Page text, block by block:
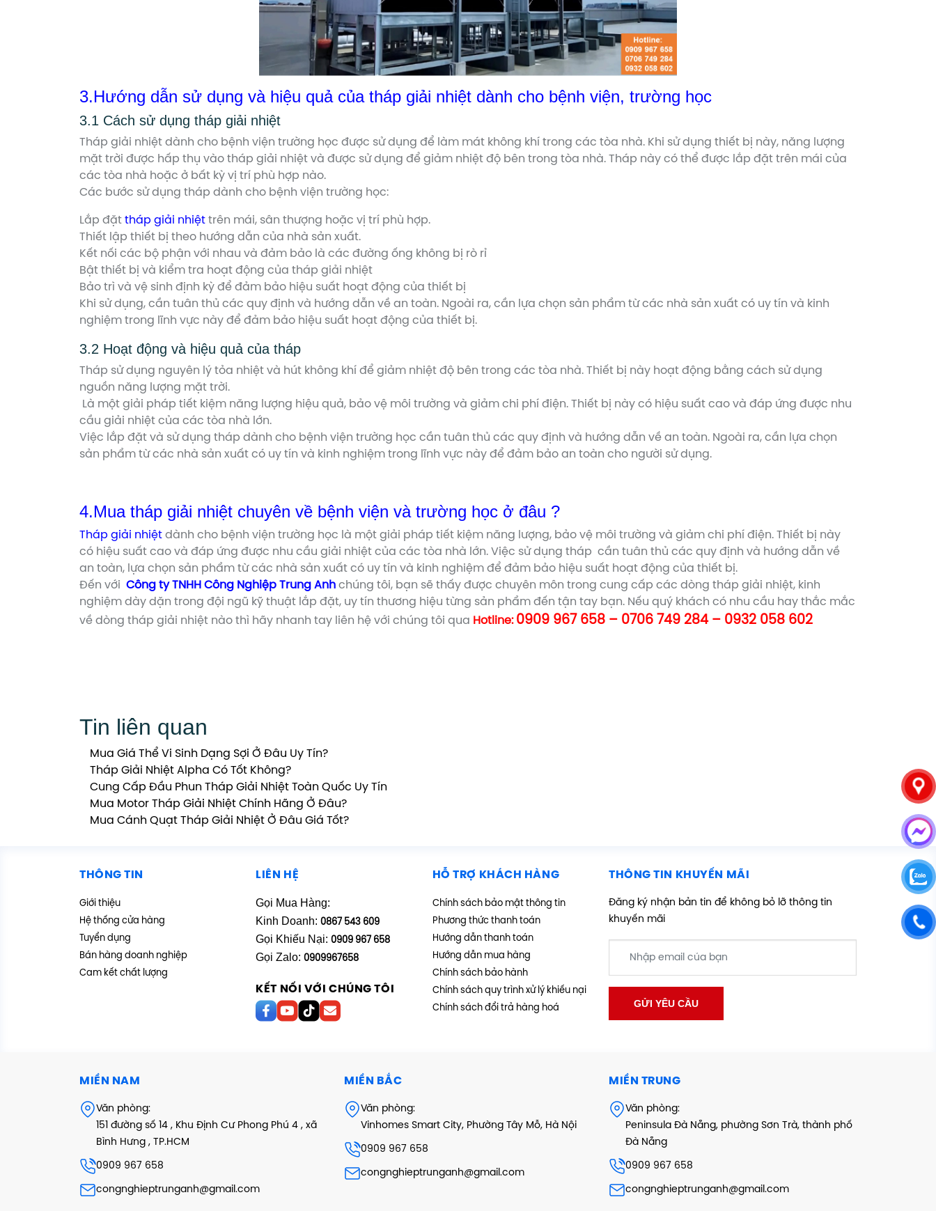
3.Hướng dẫn sử dụng và hiệu quả của tháp giải nhiệt dành cho bệnh viện, trường học
3.1 Cách sử dụng tháp giải nhiệt
Tháp giải nhiệt dành cho bệnh viện trường học được sử dụng để làm mát không khí trong các tòa nhà. Khi sử dụng thiết bị này, năng lượng
mặt trời được hấp thụ vào tháp giải nhiệt và được sử dụng để giảm nhiệt độ bên trong tòa nhà. Tháp này có thể được lắp đặt trên mái của
các tòa nhà hoặc ở bất kỳ vị trí phù hợp nào.
Các bước sử dụng tháp dành cho bệnh viện trường học:
Lắp đặt tháp giải nhiệt trên mái, sân thượng hoặc vị trí phù hợp.
Thiết lập thiết bị theo hướng dẫn của nhà sản xuất.
Kết nối các bộ phận với nhau và đảm bảo là các đường ống không bị rò rỉ
Bật thiết bị và kiểm tra hoạt động của tháp giải nhiệt
Bảo trì và vệ sinh định kỳ để đảm bảo hiệu suất hoạt động của thiết bị
Khi sử dụng, cần tuân thủ các quy định và hướng dẫn về an toàn. Ngoài ra, cần lựa chọn sản phẩm từ các nhà sản xuất có uy tín và kinh
nghiệm trong lĩnh vực này để đảm bảo hiệu suất hoạt động của thiết bị.
3.2 Hoạt động và hiệu quả của tháp
Tháp sử dụng nguyên lý tỏa nhiệt và hút không khí để giảm nhiệt độ bên trong các tòa nhà. Thiết bị này hoạt động bằng cách sử dụng
nguồn năng lượng mặt trời.
Là một giải pháp tiết kiệm năng lượng hiệu quả, bảo vệ môi trường và giảm chi phí điện. Thiết bị này có hiệu suất cao và đáp ứng được nhu
cầu giải nhiệt của các tòa nhà lớn.
Việc lắp đặt và sử dụng tháp dành cho bệnh viện trường học cần tuân thủ các quy định và hướng dẫn về an toàn. Ngoài ra, cần lựa chọn
sản phẩm từ các nhà sản xuất có uy tín và kinh nghiệm trong lĩnh vực này để đảm bảo an toàn cho người sử dụng.
4.Muatháp giải nhiệt chuyên về bệnh viện và trường học ở đâu ?
Tháp giải nhiệt dành cho bệnh viện trường học là một giải pháp tiết kiệm năng lượng, bảo vệ môi trường và giảm chi phí điện. Thiết bị này
có hiệu suất cao và đáp ứng được nhu cầu giải nhiệt của các tòa nhà lớn. Việc sử dụng tháp cần tuân thủ các quy định và hướng dẫn về
an toàn, lựa chọn sản phẩm từ các nhà sản xuất có uy tín và kinh nghiệm để đảm bảo hiệu suất hoạt động của thiết bị.
Đến với Công ty TNHH Công Nghiệp Trung Anh chúng tôi, bạn sẽ thấy được chuyên môn trong cung cấp các dòng tháp giải nhiệt, kinh
nghiệm dày dặn trong đội ngũ kỹ thuật lắp đặt, uy tín thương hiệu từng sản phẩm đến tận tay bạn. Nếu quý khách có nhu cầu hay thắc mắc
về dòng tháp giải nhiệt nào thì hãy nhanh tay liên hệ với chúng tôi qua Hotline: 0909 967 658 – 0706 749 284 – 0932 058 602
Tin liên quan
Mua Giá Thể Vi Sinh Dạng Sợi Ở Đâu Uy Tín?
Tháp Giải Nhiệt Alpha Có Tốt Không?
Cung Cấp Đầu Phun Tháp Giải Nhiệt Toàn Quốc Uy Tín
Mua Motor Tháp Giải Nhiệt Chính Hãng Ở Đâu?
Mua Cánh Quạt Tháp Giải Nhiệt Ở Đâu Giá Tốt?
THÔNG TIN
Giới thiệu
Hệ thống cửa hàng
Tuyển dụng
Bán hàng doanh nghiệp
Cam kết chất lượng
LIÊN HỆ
Gọi Mua Hàng:
Kinh Doanh: 0867 543 609
Gọi Khiếu Nại:0909 967 658
Gọi Zalo:0909967658
KẾT NỐI VỚI CHÚNG TÔI
HỖ TRỢ KHÁCH HÀNG
Chính sách bảo mật thông tin
Phương thức thanh toán
Hướng dẫn thanh toán
Hướng dẫn mua hàng
Chính sách bảo hành
Chính sách quy trình xử lý khiếu nại
Chính sách đổi trả hàng hoá
THÔNG TIN KHUYẾN MÃI
Đăng ký nhận bản tin để không bỏ lỡ thông tin
khuyến mãi
MIỀN NAM
Văn phòng:
151 đường số 14 , Khu Định Cư Phong Phú 4 , xã
Bình Hưng , TP.HCM
0909 967 658
congnghieptrunganh@gmail.com
MIỀN BẮC
Văn phòng:
Vinhomes Smart City, Phường Tây Mỗ, Hà Nội
0909 967 658
congnghieptrunganh@gmail.com
MIỀN TRUNG
Văn phòng:
Peninsula Đà Nẵng, phường Sơn Trà, thành phố
Đà Nẵng
0909 967 658
congnghieptrunganh@gmail.com